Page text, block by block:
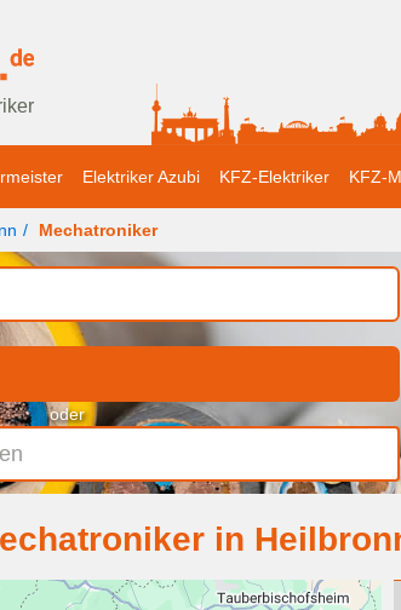
Elektriker Azubi KFZ-Elektriker KFZ-
Mechatroniker
oder
in